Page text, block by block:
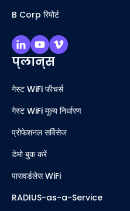
B Corp रिपोर्ट
प्लान्स
गेस्ट WiFi फीचर्स
गेस्ट WiFi मूल्य निर्धारण
प्रोफेशनल सर्विसेज
डेमो बुक करें
पासवर्डलेस WiFi
RADIUS-as-a-Service